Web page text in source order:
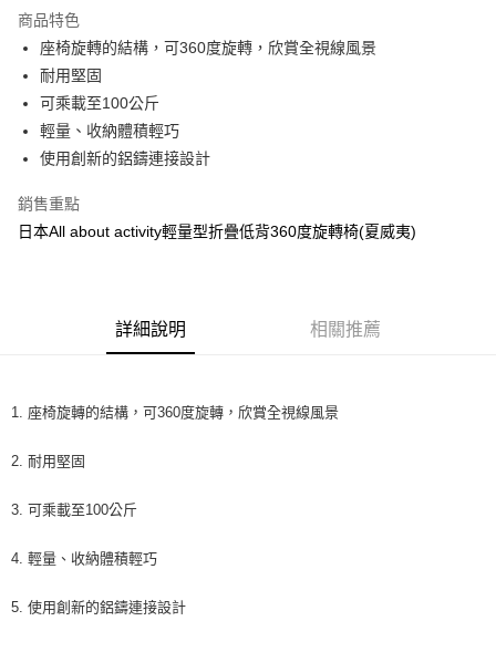
Apple Pay
街口支付
悠遊付
全盈+PAY
AFTEE先享後付
相關說明
１．簡單：不需註冊會員、不需綁卡、不需儲值。
２．便利：只要手機號碼，簡訊認證，即可結帳。
３．安心：先確認商品／服務後，再付款。
１．於結帳方式選擇「AFTEE先享後付」後，將跳轉至「AFTEE先享後付」
２．訂單成立數日內，您將收到繳費通知簡訊。
※ 請注意：結帳手續完成當下不需立刻繳費，但若您需要取消訂單，請聯絡
後付繳納相關費用。
是否繳費成功／繳費後需取消欲退款等相關疑問，請聯繫「AFTEE先享後付
客戶支援中心」https://netprotections.freshdesk.com/support/home
每筆NT$70，滿NT$490(含以上)免運費
萊爾富取貨付款 (運費70$)
每筆NT$70，滿NT$490(含以上)免運費
商品特色
座椅旋轉的結構，可360度旋轉，欣賞全視線風景
耐用堅固
可乘載至100公斤
輕量、收納體積輕巧
使用創新的鋁鑄連接設計
銷售重點
日本All about activity輕量型折疊低背360度旋轉椅(夏威夷)
詳細說明 相關推薦
1. 座椅旋轉的結構，可360度旋轉，欣賞全視線風景
2. 耐用堅固
3. 可乘載至100公斤
4. 輕量、收納體積輕巧
5. 使用創新的鋁鑄連接設計